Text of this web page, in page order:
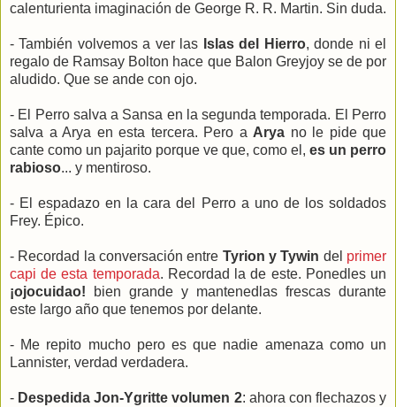
calenturienta imaginación de George R. R. Martin. Sin duda.
- También volvemos a ver las Islas del Hierro, donde ni el
regalo de Ramsay Bolton hace que Balon Greyjoy se de por
aludido. Que se ande con ojo.
- El Perro salva a Sansa en la segunda temporada. El Perro
salva a Arya en esta tercera. Pero a Arya no le pide que
cante como un pajarito porque ve que, como el, es un perro
rabioso... y mentiroso.
- El espadazo en la cara del Perro a uno de los soldados
Frey. Épico.
- Recordad la conversación entre Tyrion y Tywin del primer
capi de esta temporada. Recordad la de este. Ponedles un
¡ojocuidao! bien grande y mantenedlas frescas durante
este largo año que tenemos por delante.
- Me repito mucho pero es que nadie amenaza como un
Lannister, verdad verdadera.
- Despedida Jon-Ygritte volumen 2: ahora con flechazos y